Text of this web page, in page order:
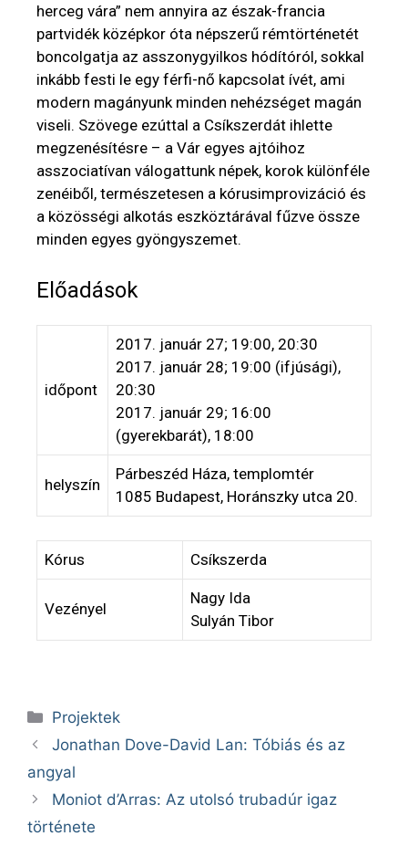
herceg vára” nem annyira az észak-francia
partvidék középkor óta népszerű rémtörténetét
boncolgatja az asszonygyilkos hódítóról, sokkal
inkább festi le egy férfi-nő kapcsolat ívét, ami
modern magányunk minden nehézséget magán
viseli. Szövege ezúttal a Csíkszerdát ihlette
megzenésítésre – a Vár egyes ajtóihoz
asszociatívan válogattunk népek, korok különféle
zenéiből, természetesen a kórusimprovizáció és
a közösségi alkotás eszköztárával fűzve össze
minden egyes gyöngyszemet.
Előadások
időpont
2017. január 27; 19:00, 20:30
2017. január 28; 19:00 (ifjúsági),
20:30
2017. január 29; 16:00
(gyerekbarát), 18:00
helyszín
Párbeszéd Háza, templomtér
1085 Budapest, Horánszky utca 20.
Kórus Csíkszerda
Vezényel
Nagy Ida
Sulyán Tibor
Projektek
Jonathan Dove-David Lan: Tóbiás és az
angyal
Moniot d’Arras: Az utolsó trubadúr igaz
története